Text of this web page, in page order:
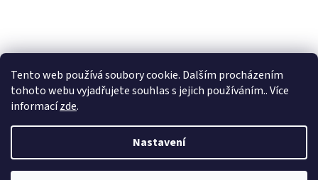
Tento web používá soubory cookie. Dalším procházením
tohoto webu vyjadřujete souhlas s jejich používáním.. Více
informacízde.
Nastavení
Vytvořil Shoptet